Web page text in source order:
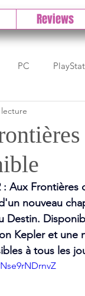
Reviews
PC
DLC
1DCoG
Game Awards
: Aux
nouveau
Destin.
Kepler et une
à tous les